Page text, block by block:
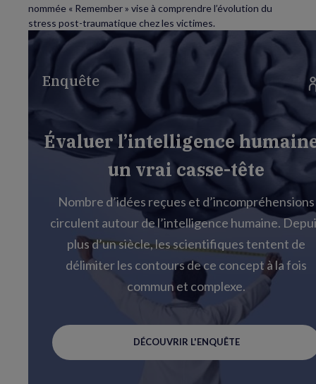
nommée « Remember » vise à comprendre l’évolution du
stress post-traumatique chez les victimes.
Enquête
Évaluer l’intelligence
un vrai casse-tête
Nombre d’idées reçues et d’incompréhensions
circulent autour de l’intelligence humaine.
plus d’un siècle, les scientifiques tentent de
délimiter les contours de ce concept à la fois
commun et complexe.
DÉCOUVRIR L'ENQUÊTE